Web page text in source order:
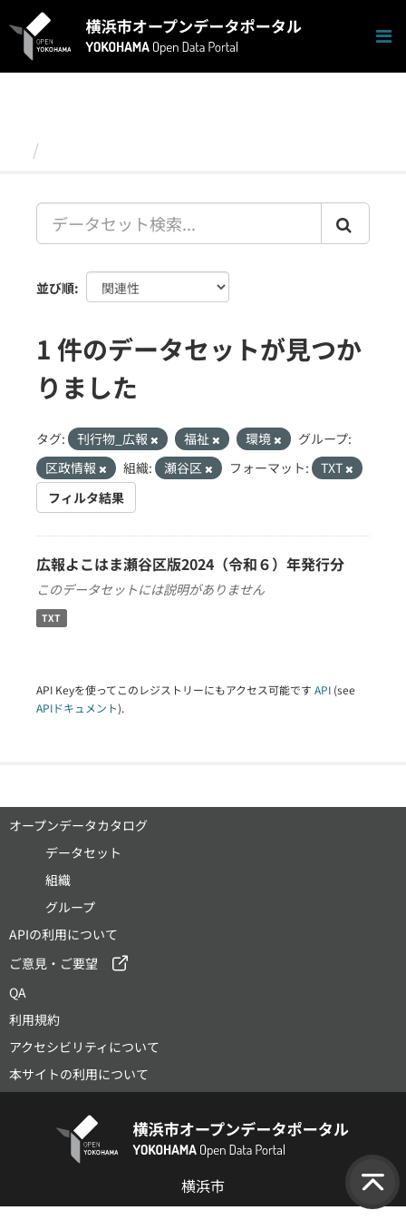
キ
並び順
1 件のデータセットが見つか
りました
タグ: 刊行物_広報 福祉 環境
グループ:
区政情報
組織: 瀬谷区 フォーマット:
TXT
フィルタ結果
広報よこはま瀬谷区版2024（令和６）年発行分
このデータセットには説明がありません
TXT
API Keyを使ってこのレジストリーにもアクセス可能です API (see
APIドキュメント).
オープンデータカタログ
データセット
組織
グループ
APIの利用について
ご意見・ご要望
QA
利用規約
アクセシビリティについて
本サイトの利用について
横浜市